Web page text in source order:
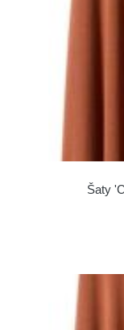
Šaty